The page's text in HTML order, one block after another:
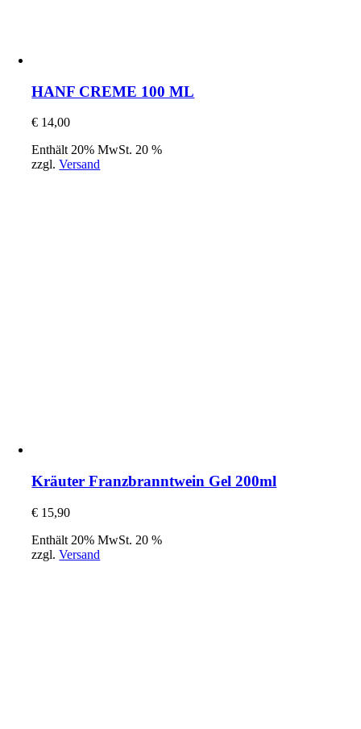
HANF CREME 100 ML
€ 14,00
Enthält 20% MwSt. 20 %
zzgl.Versand
Kräuter Franzbranntwein Gel 200ml
€ 15,90
Enthält 20% MwSt. 20 %
zzgl.Versand